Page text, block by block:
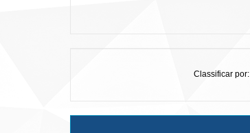
Classificar por: